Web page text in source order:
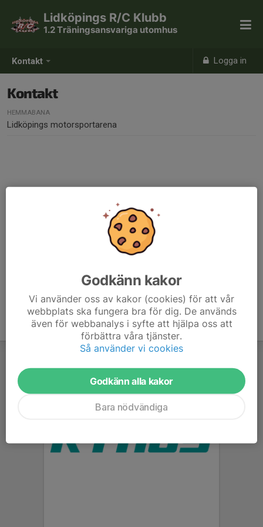
Kontakt Logga in
Lidköpings R/C Klubb
1.2 Träningsansvariga utomhus
Kontakt
HEMMABANA
Lidköpings motorsportarena
Godkänn kakor
Vi använder oss av kakor (cookies) för att vår
webbplats ska fungera bra för dig. De används
även för webbanalys i syfte att hjälpa oss att
förbättra våra tjänster.
Så använder vi cookies
Godkänn alla kakor
Bara nödvändiga